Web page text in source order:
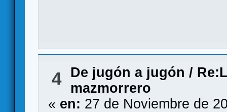
4 De jugón a jugón /
mazmorrero
« en: 27 de Noviembre de